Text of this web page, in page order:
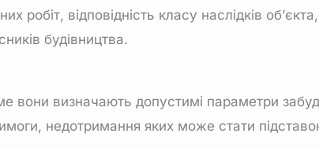
відповідність класу наслідків
будівництва.
вони визначають допустимі параметри
недотримання яких може стати